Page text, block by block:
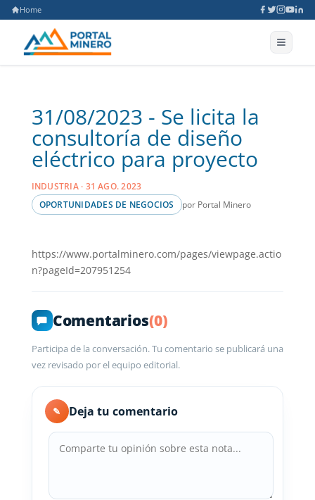
Home
31/08/2023 - Se licita la
consultoría de diseño
eléctrico para proyecto
INDUSTRIA · 31 AGO. 2023
OPORTUNIDADES DE NEGOCIOS
por Portal Minero
https://www.portalminero.com/pages/viewpage.actio
n?pageId=207951254
Comentarios(0)
Participa de la conversación. Tu comentario se publicará una
vez revisado por el equipo editorial.
✎ Deja tu comentario